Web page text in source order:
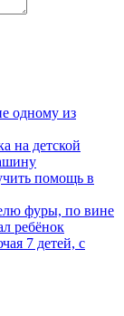
одному из
на детской
помощь в
фуры, по вине
ребёнок
7 детей, с